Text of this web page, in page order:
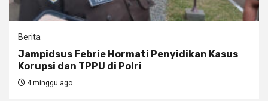
Berita
Jampidsus Febrie Hormati Penyidikan Kasus
Korupsi dan TPPU di Polri
4 minggu ago